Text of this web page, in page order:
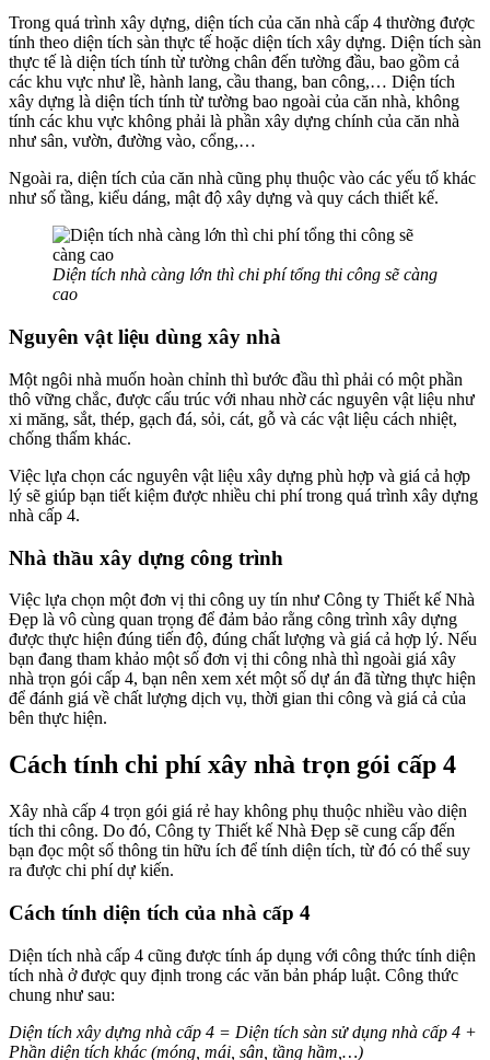
Trong quá trình xây dựng, diện tích của căn nhà cấp 4 thường được
tính theo diện tích sàn thực tế hoặc diện tích xây dựng. Diện tích sàn
thực tế là diện tích tính từ tường chân đến tường đầu, bao gồm cả
các khu vực như lề, hành lang, cầu thang, ban công,… Diện tích
xây dựng là diện tích tính từ tường bao ngoài của căn nhà, không
tính các khu vực không phải là phần xây dựng chính của căn nhà
như sân, vườn, đường vào, cổng,…
Ngoài ra, diện tích của căn nhà cũng phụ thuộc vào các yếu tố khác
như số tầng, kiểu dáng, mật độ xây dựng và quy cách thiết kế.
Diện tích nhà càng lớn thì chi phí tổng thi công sẽ càng
cao
Nguyên vật liệu dùng xây nhà
Một ngôi nhà muốn hoàn chỉnh thì bước đầu thì phải có một phần
thô vững chắc, được cấu trúc với nhau nhờ các nguyên vật liệu như
xi măng, sắt, thép, gạch đá, sỏi, cát, gỗ và các vật liệu cách nhiệt,
chống thấm khác.
Việc lựa chọn các nguyên vật liệu xây dựng phù hợp và giá cả hợp
lý sẽ giúp bạn tiết kiệm được nhiều chi phí trong quá trình xây dựng
nhà cấp 4.
Nhà thầu xây dựng công trình
Việc lựa chọn một đơn vị thi công uy tín như Công ty Thiết kế Nhà
Đẹp là vô cùng quan trọng để đảm bảo rằng công trình xây dựng
được thực hiện đúng tiến độ, đúng chất lượng và giá cả hợp lý. Nếu
bạn đang tham khảo một số đơn vị thi công nhà thì ngoài giá xây
nhà trọn gói cấp 4, bạn nên xem xét một số dự án đã từng thực hiện
để đánh giá về chất lượng dịch vụ, thời gian thi công và giá cả của
bên thực hiện.
Cách tính chi phí xây nhà trọn gói cấp 4
Xây nhà cấp 4 trọn gói giá rẻ hay không phụ thuộc nhiều vào diện
tích thi công. Do đó, Công ty Thiết kế Nhà Đẹp sẽ cung cấp đến
bạn đọc một số thông tin hữu ích để tính diện tích, từ đó có thể suy
ra được chi phí dự kiến.
Cách tính diện tích của nhà cấp 4
Diện tích nhà cấp 4 cũng được tính áp dụng với công thức tính diện
tích nhà ở được quy định trong các văn bản pháp luật. Công thức
chung như sau:
Diện tích xây dựng nhà cấp 4 = Diện tích sàn sử dụng nhà cấp 4 +
Phần diện tích khác (móng, mái, sân, tầng hầm,…)